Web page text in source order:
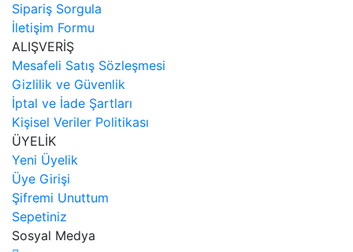
Sipariş Sorgula
İletişim Formu
ALIŞVERİŞ
Mesafeli Satış Sözleşmesi
Gizlilik ve Güvenlik
İptal ve İade Şartları
Kişisel Veriler Politikası
ÜYELİK
Yeni Üyelik
Üye Girişi
Şifremi Unuttum
Sepetiniz
Sosyal Medya